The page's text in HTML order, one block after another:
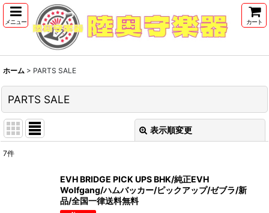
メニュー カート
ホーム > PARTS SALE
PARTS SALE
表示順変更
7件
EVH BRIDGE PICK UPS BHK/純正EVH
Wolfgang/ハムバッカー/ピックアップ/ゼブラ/新
品/全国一律送料無料